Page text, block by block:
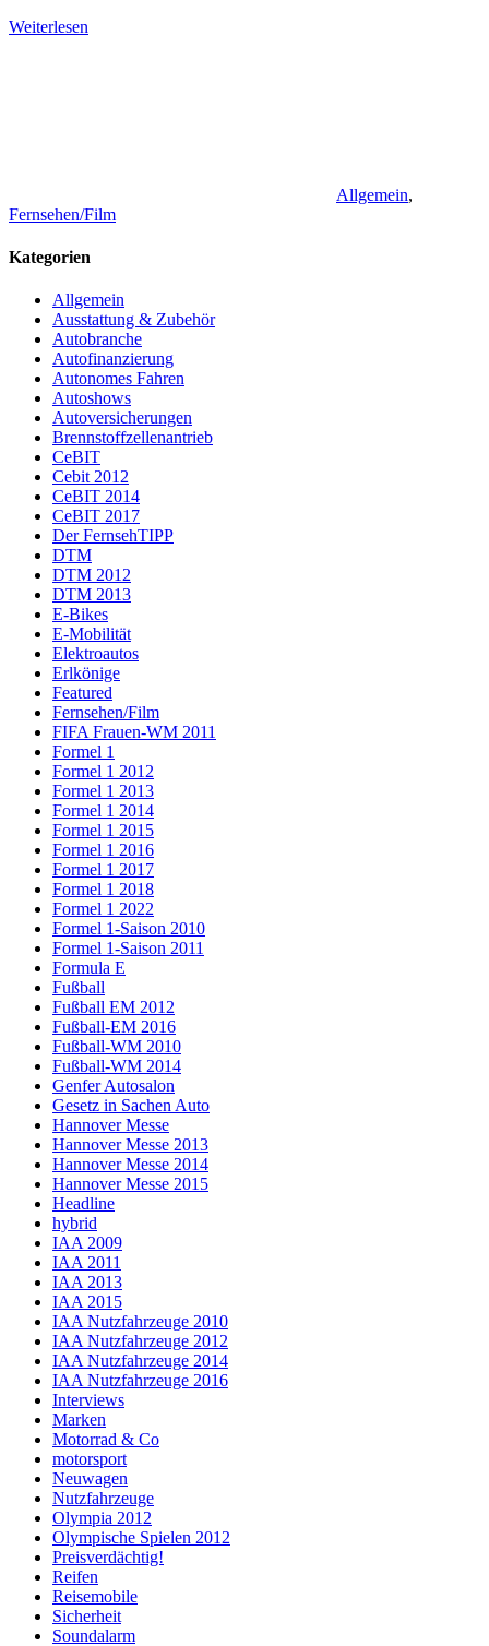
Weiterlesen
Allgemein,
Fernsehen/Film
Kategorien
Allgemein
Ausstattung & Zubehör
Autobranche
Autofinanzierung
Autonomes Fahren
Autoshows
Autoversicherungen
Brennstoffzellenantrieb
CeBIT
Cebit 2012
CeBIT 2014
CeBIT 2017
Der FernsehTIPP
DTM
DTM 2012
DTM 2013
E-Bikes
E-Mobilität
Elektroautos
Erlkönige
Featured
Fernsehen/Film
FIFA Frauen-WM 2011
Formel 1
Formel 1 2012
Formel 1 2013
Formel 1 2014
Formel 1 2015
Formel 1 2016
Formel 1 2017
Formel 1 2018
Formel 1 2022
Formel 1-Saison 2010
Formel 1-Saison 2011
Formula E
Fußball
Fußball EM 2012
Fußball-EM 2016
Fußball-WM 2010
Fußball-WM 2014
Genfer Autosalon
Gesetz in Sachen Auto
Hannover Messe
Hannover Messe 2013
Hannover Messe 2014
Hannover Messe 2015
Headline
hybrid
IAA 2009
IAA 2011
IAA 2013
IAA 2015
IAA Nutzfahrzeuge 2010
IAA Nutzfahrzeuge 2012
IAA Nutzfahrzeuge 2014
IAA Nutzfahrzeuge 2016
Interviews
Marken
Motorrad & Co
motorsport
Neuwagen
Nutzfahrzeuge
Olympia 2012
Olympische Spielen 2012
Preisverdächtig!
Reifen
Reisemobile
Sicherheit
Soundalarm